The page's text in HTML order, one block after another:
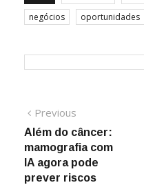
negócios
oportunidades
Navegação
de
Post
Previous
post:
Além do câncer:
mamografia com
IA agora pode
prever riscos